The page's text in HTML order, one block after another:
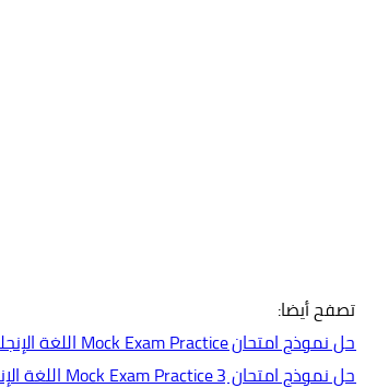
تصفح أيضا:
حل نموذج امتحان Mock Exam Practice اللغة الإنجليزية الصف الرابع
حل نموذج امتحان 3 Mock Exam Practice اللغة الإنجليزية الصف الرابع